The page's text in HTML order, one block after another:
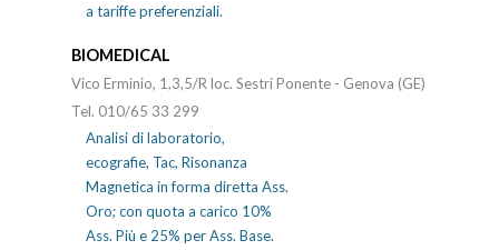
a tariffe preferenziali.
BIOMEDICAL
Vico Erminio, 1,3,5/R loc. Sestri Ponente - Genova (GE)
Tel. 010/65 33 299
Analisi di laboratorio,
ecografie, Tac, Risonanza
Magnetica in forma diretta Ass.
Oro; con quota a carico 10%
Ass. Più e 25% per Ass. Base.